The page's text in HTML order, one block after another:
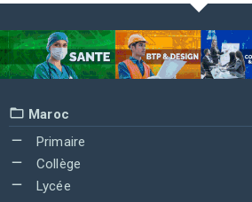
Maroc
Primaire
Collège
Lycée